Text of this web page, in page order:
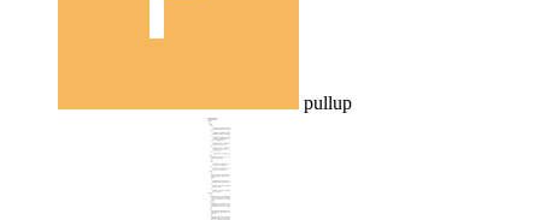
pullup